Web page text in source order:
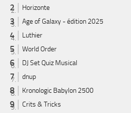
Horizonte
Age of Galaxy - édition 2025
Luthier
World Order
DJ Set Quiz Musical
dnup
Kronologic Babylon 2500
Crits & Tricks